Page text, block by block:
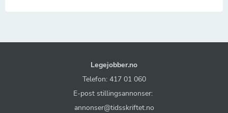
Legejobber.no
Telefon: 417 01 060
E-post stillingsannonser:
annonser@tidsskriftet.no